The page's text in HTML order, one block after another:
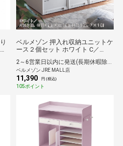
ベルメゾン 押入れ収納ユニットケ
ース２個セット ホワイト C／
2～6営業日以内に発送(長期休暇除く)
ベルメゾン JRE MALL店
11,390 円 (税込)
105ポイント